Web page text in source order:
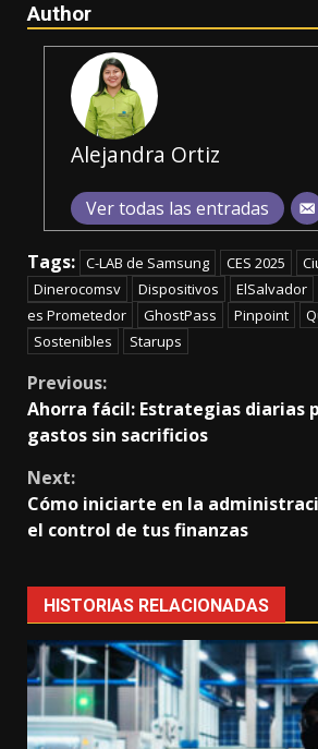
Author
Alejandra Ortiz
Ver todas las entradas
Tags: C-LAB de Samsung CES 2025
Dinerocomsv
Dispositivos ElSalvador
es Prometedor
GhostPass Pinpoint
Sostenibles
Starups
Continue
Reading
Previous:
Ahorra fácil: Estrategias diarias
gastos sin sacrificios
Next:
Cómo iniciarte en la
el control de tus finanzas
HISTORIAS RELACIONADAS